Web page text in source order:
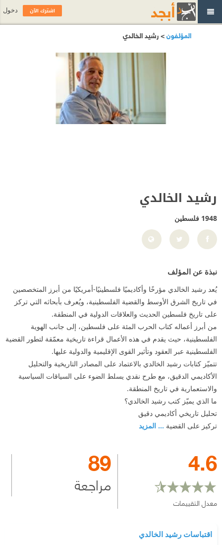
المؤلفون> رشيد الخالدي
رشيد الخالدي
1948 فلسطين
نبذة عن المؤلف
يُعد رشيد الخالدي مؤرخًا وأكاديميًا فلسطينيًا-أمريكيًا من أبرز المتخصصين
في تاريخ الشرق الأوسط والقضية الفلسطينية، ويُعرف بأبحاثه التي تركز
على تاريخ فلسطين الحديث والعلاقات الدولية في المنطقة.
من أبرز أعماله كتاب الحرب المئة على فلسطين، إلى جانب الهوية
الفلسطينية، حيث يقدم في هذه الأعمال قراءة تاريخية معمّقة لتطور القضية
الفلسطينية عبر العقود وتأثير القوى الإقليمية والدولية عليها.
تتميّز كتابات رشيد الخالدي بالاعتماد على المصادر التاريخية والتحليل
الأكاديمي الدقيق، مع طرح نقدي يسلط الضوء على السياقات السياسية
والاستعمارية في تاريخ المنطقة.
ما الذي يميّز كتب رشيد الخالدي؟
تحليل تاريخي أكاديمي دقيق
تركيز على القضية ... المزيد
4.6
معدل التقييمات
89
مراجعة
اقتباسات رشيد الخالدي
اشترك الآن دخول